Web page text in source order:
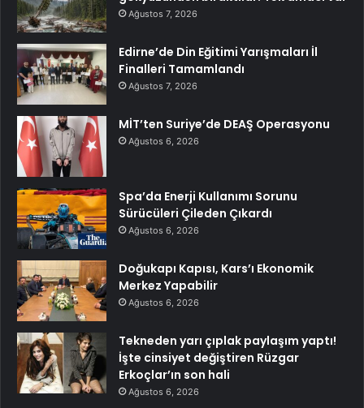
Ağustos 7, 2026
Edirne’de Din Eğitimi Yarışmaları İl
Finalleri Tamamlandı
Ağustos 7, 2026
MİT’ten Suriye’de DEAŞ Operasyonu
Ağustos 6, 2026
Spa’da Enerji Kullanımı Sorunu
Sürücüleri Çileden Çıkardı
Ağustos 6, 2026
Doğukapı Kapısı, Kars’ı Ekonomik
Merkez Yapabilir
Ağustos 6, 2026
Tekneden yarı çıplak paylaşım yaptı!
İşte cinsiyet değiştiren Rüzgar
Erkoçlar’ın son hali
Ağustos 6, 2026